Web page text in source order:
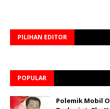
PILIHAN EDITOR
POPULAR
Polemik Mobil